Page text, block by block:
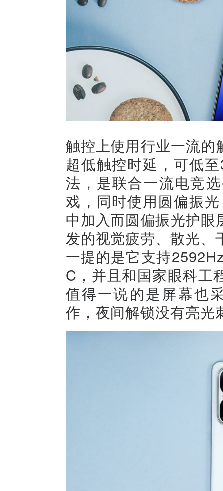
触控上使用行业一流
超低触控时延，可低
法，是联合一流电竞
戏，同时使用圆偏振
中加入而圆偏振光护
发的视觉疲劳、散光、
一提的是它支持
C，并且和国家眼科工
值得一说的是屏幕也
作，夜间解锁没有亮光